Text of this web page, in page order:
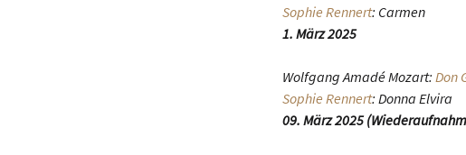
Sophie Rennert: Carmen
1. März 2025
Wolfgang Amadé Mozart: Don
Sophie Rennert: Donna Elvira
09. März 2025